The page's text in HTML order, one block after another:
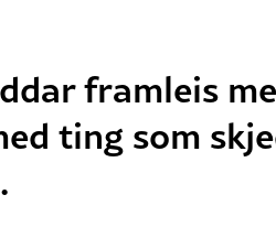
framleis
ting som